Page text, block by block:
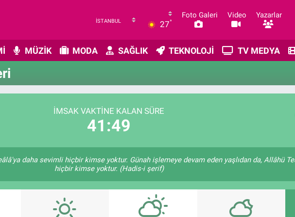
27°
Foto Galeri Video Yazarlar
MÜZİK MODA SAĞLIK TEKNOLOJİ TV MEDYA
İMSAK VAKTINE KALAN SÜRE
41:49
daha sevimli hiçbir kimse yoktur. Günah işlemeye devam eden yaşlıdan da, Allâhü
hiçbir kimse yoktur. (Hadis-i şerif)